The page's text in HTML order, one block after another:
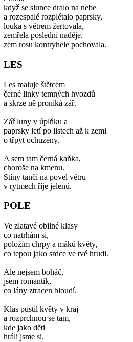
když se slunce dralo na nebe
a rozespalé rozplétalo paprsky,
louka s větrem žertovala,
zemřela poslední naděje,
zem rosu kontryhele pochovala.
LES
Les maluje štětcem
černé linky temných hvozdů
a skrze ně proniká zář.
Zář luny v úplňku a
paprsky letí po listech až k zemi
o třpyt ochuzeny.
A sem tam černá kaňka,
choroše na kmenu.
Stíny tančí na povel větru
v rytmech říje jelenů.
POLE
Ve zlatavé obilné klasy
co natrhám si,
položím chrpy a máků květy,
co tepou jako srdce ve tvé hrudi.
Ale nejsem boháč,
jsem romantik,
co lány ztracen bloudí.
Klas pustil květy v kraj
a rozprchnou se tam,
kde jako děti
hráli jsme si.